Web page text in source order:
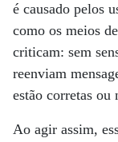
é causado pelos
como os meios
criticam: sem
reenviam
estão corretas ou
Ao agir assim,